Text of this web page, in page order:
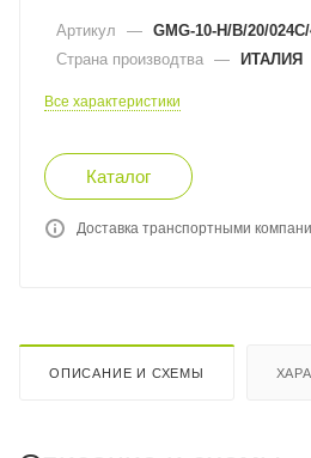
Артикул — GMG-10-H/B/20/
Страна производтва — ИТАЛИЯ
Все характеристики
Каталог
Доставка транспортными
ОПИСАНИЕ И СХЕМЫ